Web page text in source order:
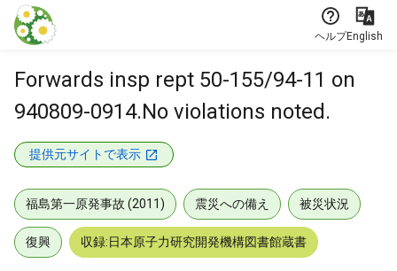
本文に飛ぶ
ヘルプEnglish
Forwards insp rept 50-155/94-11 on
940809-0914.No violations noted.
提供元サイトで表示
福島第一原発事故 (2011) 震災への備え 被災状況
復興 収録:日本原子力研究開発機構図書館蔵書